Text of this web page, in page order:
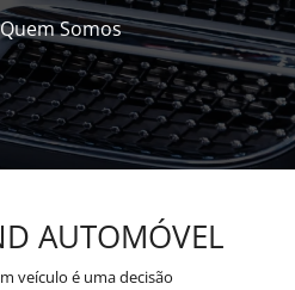
Quem Somos
AUTOMÓVEL
veículo é uma decisão